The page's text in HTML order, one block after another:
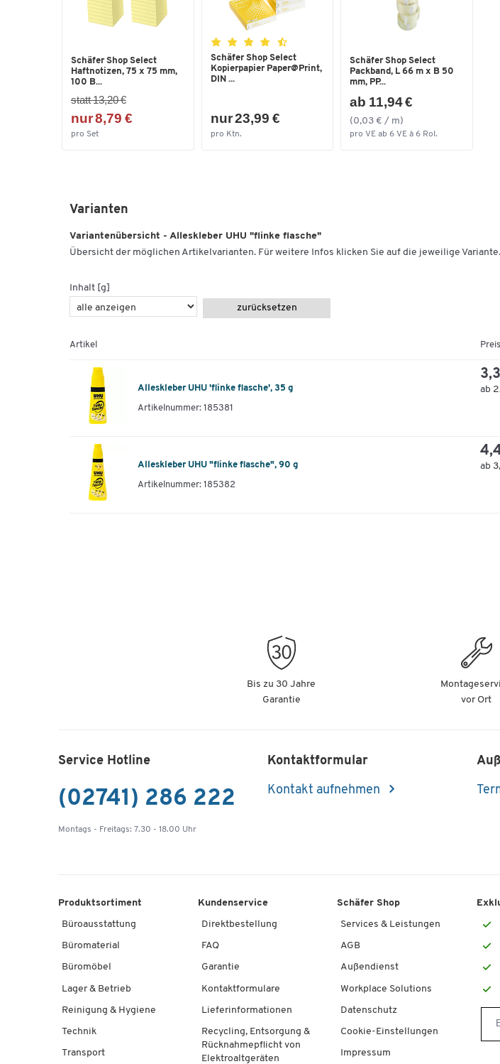
Schäfer Shop Select
Haftnotizen, 75 x 75 mm,
100 B...
statt 13,20 €
nur 8,79 €
pro Set
Schäfer Shop Select
Kopierpapier Paper@Print,
DIN ...
nur 23,99 €
pro Ktn.
Schäfer Shop Select
Packband, L 66 m x B 50
mm, PP...
ab 11,94 €
(0,03 € / m)
pro VE ab 6 VE à 6 Rol.
Varianten
Variantenübersicht - Alleskleber UHU "flinke flasche"
Übersicht der möglichen Artikelvarianten. Für weitere Infos klicken Sie auf die jeweilige Variante.
Inhalt [g]
zurücksetzen
Artikel Preis
Alleskleber UHU 'flinke flasche', 35 g
Artikelnummer: 185381
ab
Alleskleber UHU "flinke flasche", 90 g
Artikelnummer: 185382
ab
Bis zu 30 Jahre
Garantie
vor Ort
Service Hotline
(02741) 286 222
Montags - Freitags: 7.30 - 18.00 Uhr
Kontaktformular
Kontakt aufnehmen
Produktsortiment
Büroausstattung
Büromaterial
Büromöbel
Lager & Betrieb
Reinigung & Hygiene
Technik
Transport
Kundenservice
Direktbestellung
FAQ
Garantie
Kontaktformulare
Lieferinformationen
Recycling, Entsorgung &
Rücknahmepflicht von
Elektroaltgeräten
Schäfer Shop
Services & Leistungen
AGB
Außendienst
Workplace Solutions
Datenschutz
Cookie-Einstellungen
Impressum